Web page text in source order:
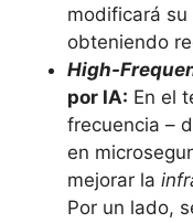
modificará
obteniendo
High-
por IA: En el
frecuencia –
en
mejorar la
Por un lado,